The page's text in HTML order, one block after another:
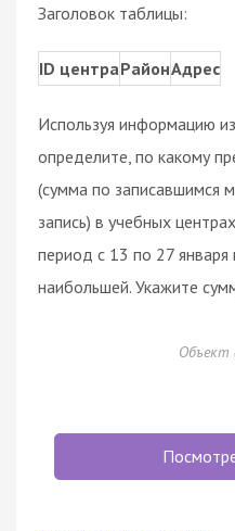
Заголовок таблицы:
ID центраРайонАдрес
Используя информацию
определите, по какому
(сумма по записавшимся
запись) в учебных
период с 13 по 27
наибольшей. Укажите
Объект